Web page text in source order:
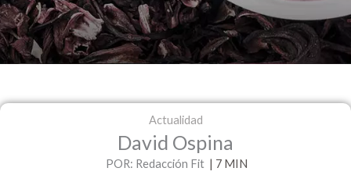
Actualidad
David Ospina
POR: Redacción Fit | 7 MIN